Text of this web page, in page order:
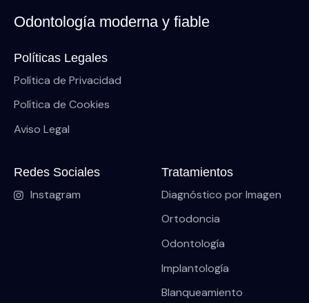
Odontología moderna y fiable
Políticas Legales
Política de Privacidad
Política de Cookies
Aviso Legal
Redes Sociales
Instagram
Tratamientos
Diagnóstico por Imagen
Ortodoncia
Odontología
Implantología
Blanqueamiento